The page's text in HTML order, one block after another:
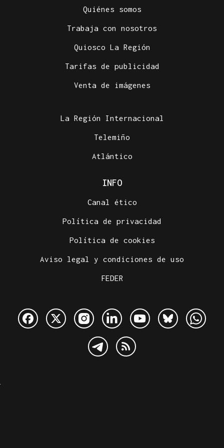
Quiénes somos
Trabaja con nosotros
Quiosco La Región
Tarifas de publicidad
Venta de imágenes
La Región Internacional
Telemiño
Atlántico
INFO
Canal ético
Política de privacidad
Política de cookies
Aviso legal y condiciones de uso
FEDER